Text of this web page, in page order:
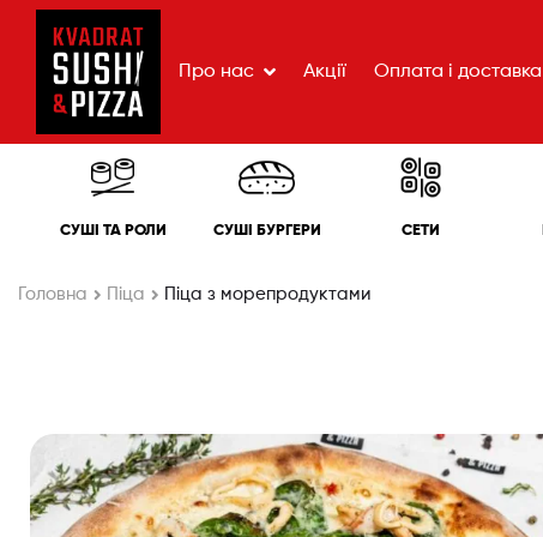
Про нас Акції Оплата і доставка
СУШІ ТА РОЛИ СУШІ БУРГЕРИ СЕТИ
Головна Піца Піца з морепродуктами